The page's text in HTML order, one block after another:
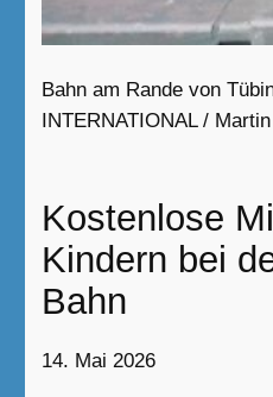
Bahn am Rande von
INTERNATIONAL /
Kostenlose
Kindern bei
Bahn
14. Mai 2026